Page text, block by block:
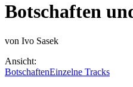
Botschaften
von Ivo Sasek
Ansicht:
BotschaftenEinzelne Tracks